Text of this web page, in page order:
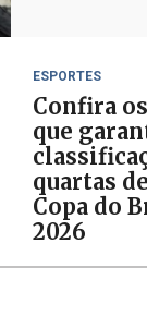
ESPORTES
Confira
que
quartas
Copa do
2026